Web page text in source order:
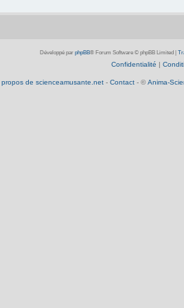
Développé par phpBB® Forum Software © phpBB Limited
Confidentialité |
propos de scienceamusante.net- Contact- © Anima-